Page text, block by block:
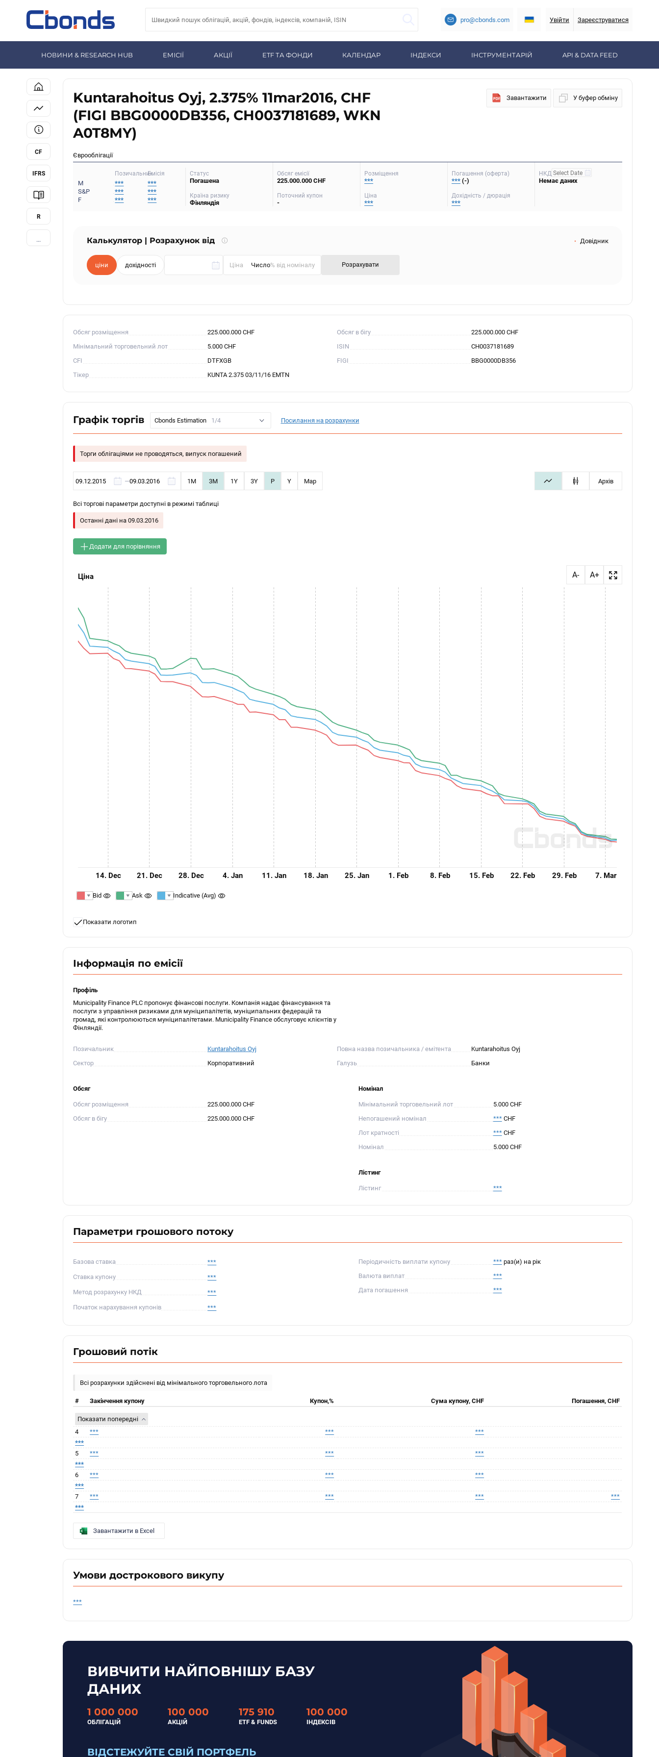
pro@cbonds.com Увійти Зареєструватися
НОВИНИ & RESEARCH HUB ЕМІСІЇ АКЦІЇ ETF ТА ФОНДИ КАЛЕНДАР ІНДЕКСИ ІНСТРУМЕНТАРІЙ API & DATA FEED
CF
IFRS
R
...
Kuntarahoitus Oyj, 2.375% 11mar2016, CHF
(FIGI BBG0000DB356, CH0037181689, WKN
A0T8MY)
Завантажити У буфер обміну
Єврооблігації
Емісія
Позичальник
M ***
***
S&P
***
***
F
***
***
Статус
Погашена
Обсяг емісії
225.000.000 CHF
Розміщення
***
Погашення (оферта)
*** (-)
НКД
Немає даних
Країна ризику
Фінляндія
Поточний купон
-
Ціна
***
Дохідність / дюрація
***
Калькулятор | Розрахунок від
Що
Довідник
ціни дохідності Ціна % від номіналу Розрахувати
Обсяг розміщення 225.000.000 CHF Обсяг в бігу
225.000.000 CHF
Мінімальний торговельний лот
5.000 CHF ISIN
CH0037181689
CFI
DTFXGB FIGI
BBG0000DB356
Тікер
KUNTA 2.375 03/11/16 EMTN
Графік торгів Cbonds Estimation 1/4 Посилання на розрахунки
Торги облігаціями не проводяться, випуск погашений
Архів
— 1М 3М 1Y 3Y P Y Map
Всі торгові параметри доступні в режимі таблиці
Останні дані на09.03.2016
Додати для порівняння
A- A+
Ціна
14. Dec 21. Dec 28. Dec 4. Jan 11. Jan 18. Jan 25. Jan 1. Feb 8. Feb 15. Feb 22. Feb 29. Feb 7. Mar
Bid Ask Indicative (Avg)
Показати логотип
Інформація по емісії
Профіль
Municipality Finance PLC пропонує фінансові послуги. Компанія надає фінансування та
послуги з управління ризиками для муніципалітетів, муніципальних федерацій та
громад, які контролюються муніципалітетами. Municipality Finance обслуговує клієнтів у
Фінляндії.
Позичальник Kuntarahoitus Oyj Повна назва позичальника / емітента
Kuntarahoitus Oyj
Сектор
Корпоративний Галузь Банки
Обсяг
Обсяг розміщення
225.000.000 CHF
Обсяг в бігу
225.000.000 CHF
Номінал
Мінімальний торговельний лот
5.000 CHF
Непогашений номінал
***CHF
Лот кратності
***CHF
Номінал
5.000 CHF
Лістинг
Лістинг ***
Параметри грошового потоку
Базова ставка
***
Ставка купону
***
Метод розрахунку НКД
***
Початок нарахування купонів
***
Періодичність виплати купону *** раз(и) на рік
Валюта виплат
***
Дата погашення
***
Грошовий потік
Всі розрахунки здійснені від мінімального торговельного лота
# Закінчення купону Купон,% Сума купону, CHF Погашення, CHF
Показати попередні
4
*** ***
***
***
5
*** ***
***
***
6
*** ***
***
***
7
*** *** ***
***
***
Завантажити в Excel
Умови дострокового викупу
***
ВИВЧИТИ НАЙПОВНІШУ БАЗУ
ДАНИХ
1 000 000
ОБЛІГАЦІЙ
100 000
АКЦІЙ
175 910
ETF & FUNDS
100 000
ІНДЕКСІВ
ВІДСТЕЖУЙТЕ СВІЙ ПОРТФЕЛЬ